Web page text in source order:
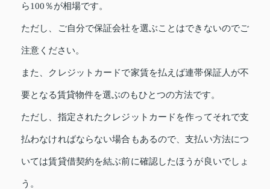
ら100％が相場です。
ただし、ご自分で保証会社を選ぶことはできないのでご
注意ください。
また、クレジットカードで家賃を払えば連帯保証人が不
要となる賃貸物件を選ぶのもひとつの方法です。
ただし、指定されたクレジットカードを作ってそれで支
払わなければならない場合もあるので、支払い方法につ
いては賃貸借契約を結ぶ前に確認したほうが良いでしょ
う。